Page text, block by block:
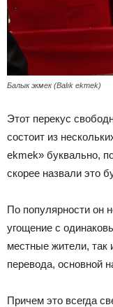
Балык экмек (Balık ekmek)
Этот перекус
состоит из
ekmek» буквально,
скорее назвали это
По популярности он
угощение с
местные жители, так
перевода, основной
Причем это всегда